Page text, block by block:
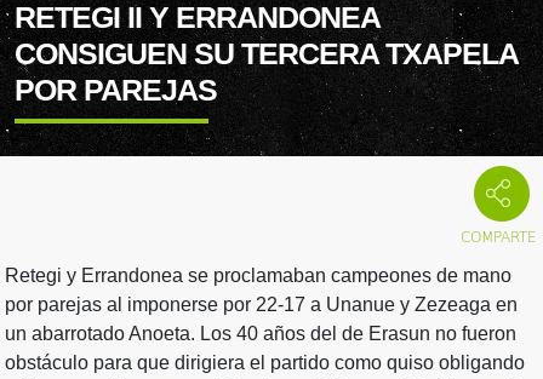
RETEGI II Y ERRANDONEA
CONSIGUEN SU TERCERA TXAPELA
POR PAREJAS
Retegi y Errandonea se proclamaban campeones de mano
por parejas al imponerse por 22-17 a Unanue y Zezeaga en
un abarrotado Anoeta. Los 40 años del de Erasun no fueron
obstáculo para que dirigiera el partido como quiso obligando